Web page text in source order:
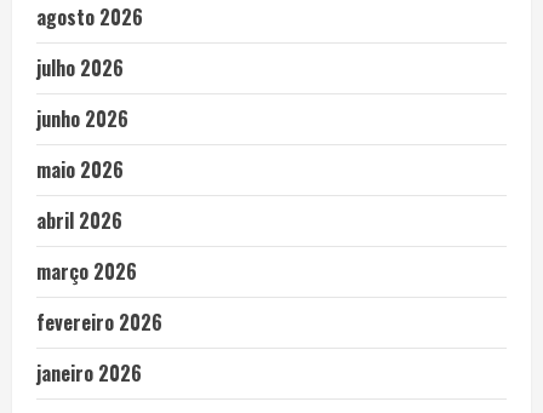
agosto 2026
julho 2026
junho 2026
maio 2026
abril 2026
março 2026
fevereiro 2026
janeiro 2026